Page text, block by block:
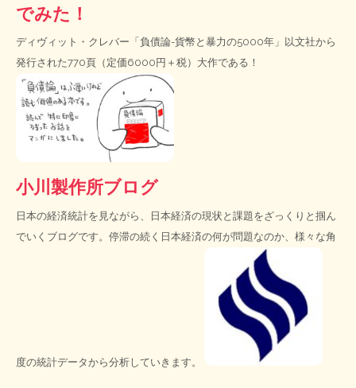
でみた！
ディヴィット・クレバー「負債論-貨幣と暴力の5000年」以文社から
発行された770頁（定価6000円＋税）大作である！
小川製作所ブログ
日本の経済統計を見ながら、日本経済の現状と課題をざっくりと掴ん
でいくブログです。停滞の続く日本経済の何が問題なのか、様々な角
度の統計データから分析していきます。